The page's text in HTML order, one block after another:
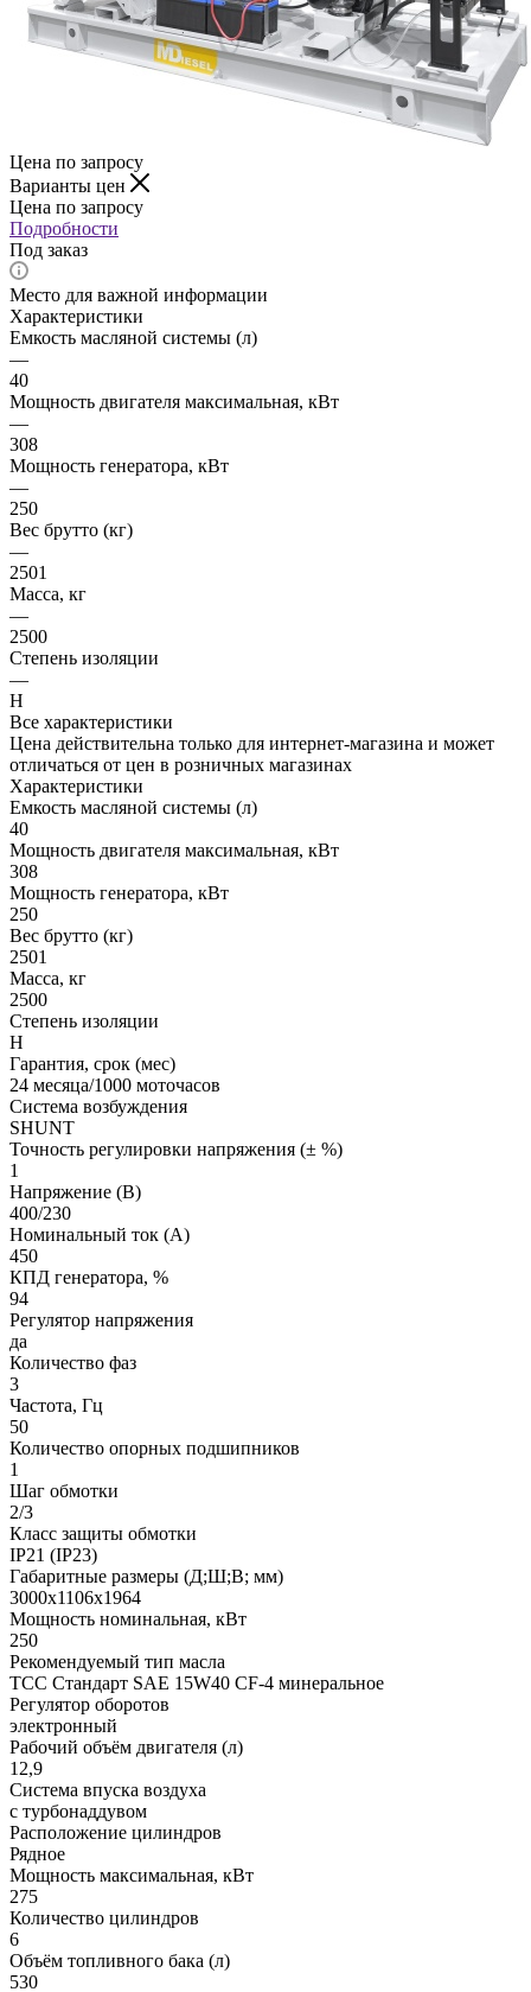
Цена по запросу
Варианты цен
Цена по запросу
Подробности
Под заказ
Место для важной информации
Характеристики
Емкость масляной системы (л)
—
40
Мощность двигателя максимальная, кВт
—
308
Мощность генератора, кВт
—
250
Вес брутто (кг)
—
2501
Масса, кг
—
2500
Степень изоляции
—
Н
Все характеристики
Цена действительна только для интернет-магазина и может
отличаться от цен в розничных магазинах
Характеристики
Емкость масляной системы (л)
40
Мощность двигателя максимальная, кВт
308
Мощность генератора, кВт
250
Вес брутто (кг)
2501
Масса, кг
2500
Степень изоляции
Н
Гарантия, срок (мес)
24 месяца/1000 моточасов
Система возбуждения
SHUNT
Точность регулировки напряжения (± %)
1
Напряжение (В)
400/230
Номинальный ток (А)
450
КПД генератора, %
94
Регулятор напряжения
да
Количество фаз
3
Частота, Гц
50
Количество опорных подшипников
1
Шаг обмотки
2/3
Класс защиты обмотки
IP21 (IP23)
Габаритные размеры (Д;Ш;В; мм)
3000х1106х1964
Мощность номинальная, кВт
250
Рекомендуемый тип масла
ТСС Стандарт SAE 15W40 CF-4 минеральное
Регулятор оборотов
электронный
Рабочий объём двигателя (л)
12,9
Система впуска воздуха
с турбонаддувом
Расположение цилиндров
Рядное
Мощность максимальная, кВт
275
Количество цилиндров
6
Объём топливного бака (л)
530